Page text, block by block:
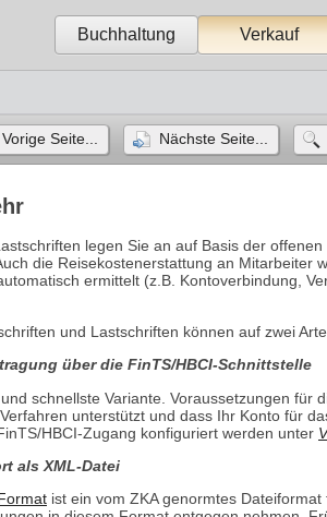
Buchhaltung Verkauf
Vorige Seite... Nächste Seite...
legen Sie an auf Basis der
die Reisekostenerstattung an Mitarbeiter
ermittelt (z.B. Kontoverbindung,
und Lastschriften können auf zwei
über die FinTS/HBCI-Schnittstelle
schnellste Variante. Voraussetzungen für
unterstützt und dass Ihr Konto für
HBCI-Zugang konfiguriert werden unter
als XML-Datei
ist ein vom ZKA genormtes